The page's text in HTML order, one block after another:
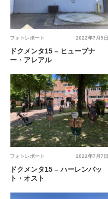
2022年7月9日
フォトレポート
ドクメンタ15 – ヒューブナ
ー・アレアル
2022年7月7日
フォトレポート
ドクメンタ15 – ハーレンバッ
ト・オスト